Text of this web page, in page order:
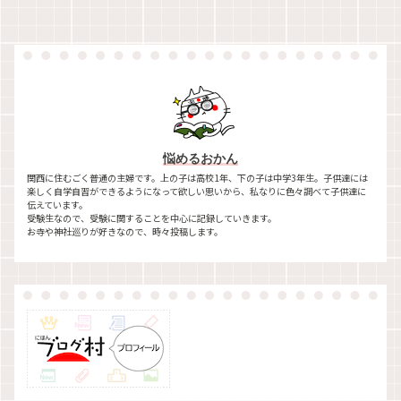
悩めるおかん
関西に住むごく普通の主婦です。上の子は高校1年、下の子は中学3年生。子供達には
楽しく自学自習ができるようになって欲しい思いから、私なりに色々調べて子供達に
伝えています。
受験生なので、受験に関することを中心に記録していきます。
お寺や神社巡りが好きなので、時々投稿します。